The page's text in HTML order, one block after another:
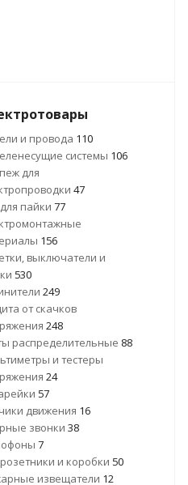
и провода 110
системы 106
для
47
пайки 77
156
выключатели и
530
249
от скачков
248
распределительные 88
и тестеры
24
57
движения 16
звонки 38
7
и коробки 50
извещатели 12